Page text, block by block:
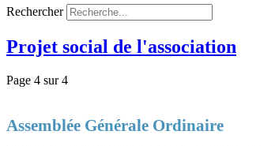
Rechercher
Projet social de l'association
Page 4 sur 4
Assemblée Générale Ordinaire